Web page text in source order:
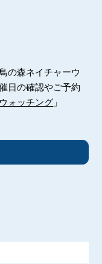
の森ネイチャーウ
日の確認やご予約
ォッチング 」